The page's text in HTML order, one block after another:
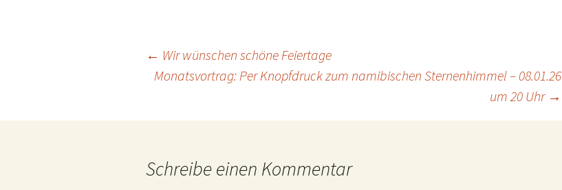
Beitragsnavigation
← Wir wünschen schöne Feiertage
Monatsvortrag: Per Knopfdruck zum namibischen Sternenhimmel – 08.01.26
um 20 Uhr →
Schreibe einen Kommentar